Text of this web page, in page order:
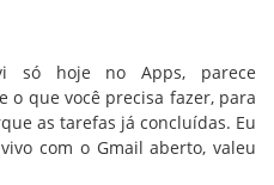
só hoje no Apps, parece
o que você precisa fazer, para
as tarefas já concluídas. Eu
com o Gmail aberto, valeu